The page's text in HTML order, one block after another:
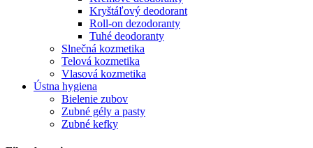
Kryštáľový deodorant
Roll-on dezodoranty
Tuhé deodoranty
Slnečná kozmetika
Telová kozmetika
Vlasová kozmetika
Ústna hygiena
Bielenie zubov
Zubné gély a pasty
Zubné kefky